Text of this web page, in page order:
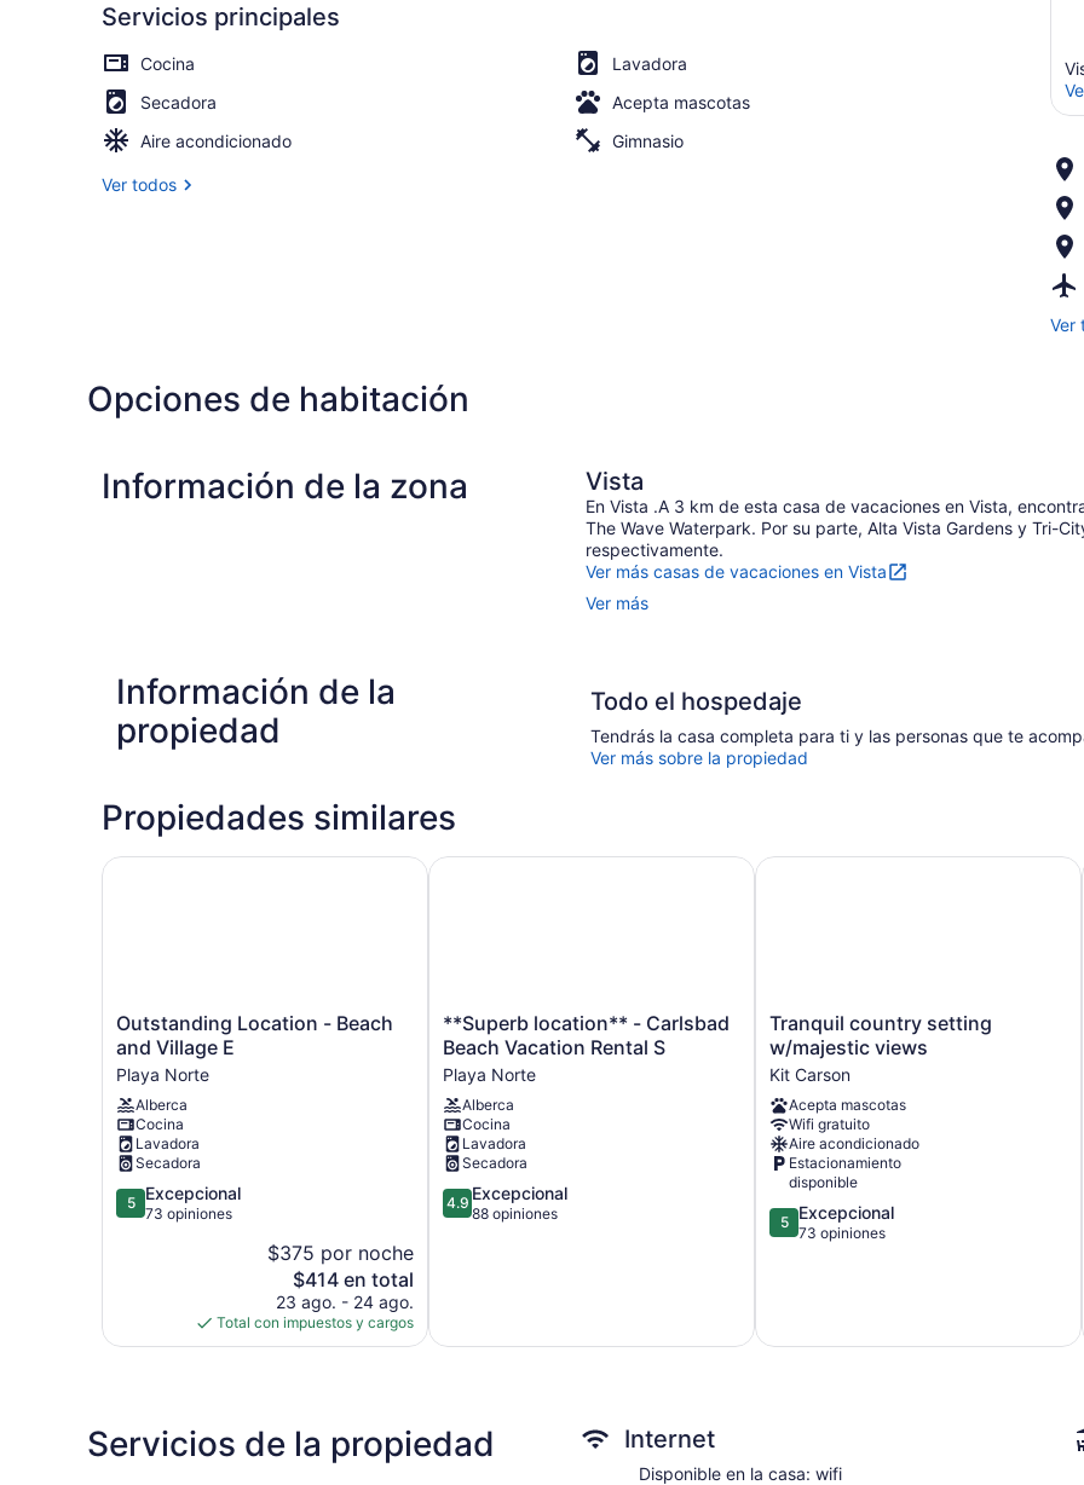
Servicios principales
Cocina
Lavadora
Secadora
Acepta mascotas
Aire acondicionado
Gimnasio
Ver todos
Ver
Opciones de habitación
Información de la zona Vista
En Vista .A 3 km de esta casa de vacaciones en Vista,
The Wave Waterpark. Por su parte, Alta Vista Gardens y Tri-
respectivamente.
Ver más casas de vacaciones en Vista
Ver más
Información de la
propiedad
Todo el hospedaje
Tendrás la casa completa para ti y las personas que te
Ver más sobre la propiedad
Propiedades similares
Outstanding
Location
-
Beach
and
Village
E
Playa
Norte
Outstanding Location - Beach
and Village E
Playa Norte
Alberca
Cocina
Lavadora
Secadora
5.0
de
5 Excepcional
73 opiniones
$375 por noche
El
precio
actual
es
$414 en total
23 ago. - 24 ago.
Total con impuestos y cargos
Outstanding Location - Beach and Village E
**Superb
location**
-
Carlsbad
Beach
Vacation
Rental
S
Playa
Norte
**Superb location** - Carlsbad
Beach Vacation Rental S
Playa Norte
Alberca
Cocina
Lavadora
Secadora
4.9
de
4.9 Excepcional
88 opiniones
**Superb location** - Carlsbad Beach Vacation Rental S
Tranquil
country
setting
w/majestic
views
Kit
Carson
Tranquil country setting
w/majestic views
Kit Carson
Acepta mascotas
Wifi gratuito
Aire acondicionado
Estacionamiento
disponible
5.0
de
5 Excepcional
73 opiniones
Tranquil country setting w/majestic
Servicios de la propiedad Internet
Disponible en la casa: wifi